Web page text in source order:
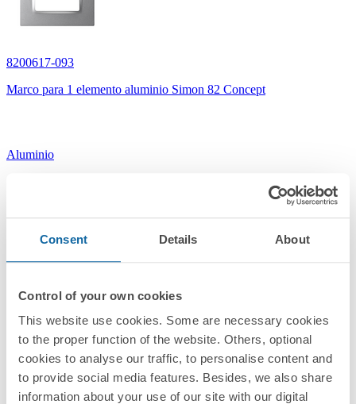
Consent Details About
Control of your own cookies
This website use cookies. Some are necessary cookies
to the proper function of the website. Others, optional
cookies to analyse our traffic, to personalise content and
to provide social media features. Besides, we also share
information about your use of our site with our digital
8200617-093
Marco para 1 elemento aluminio Simon 82 Concept
Aluminio
8200617-094
Marco para 1 elemento cava Simon 82 Concept